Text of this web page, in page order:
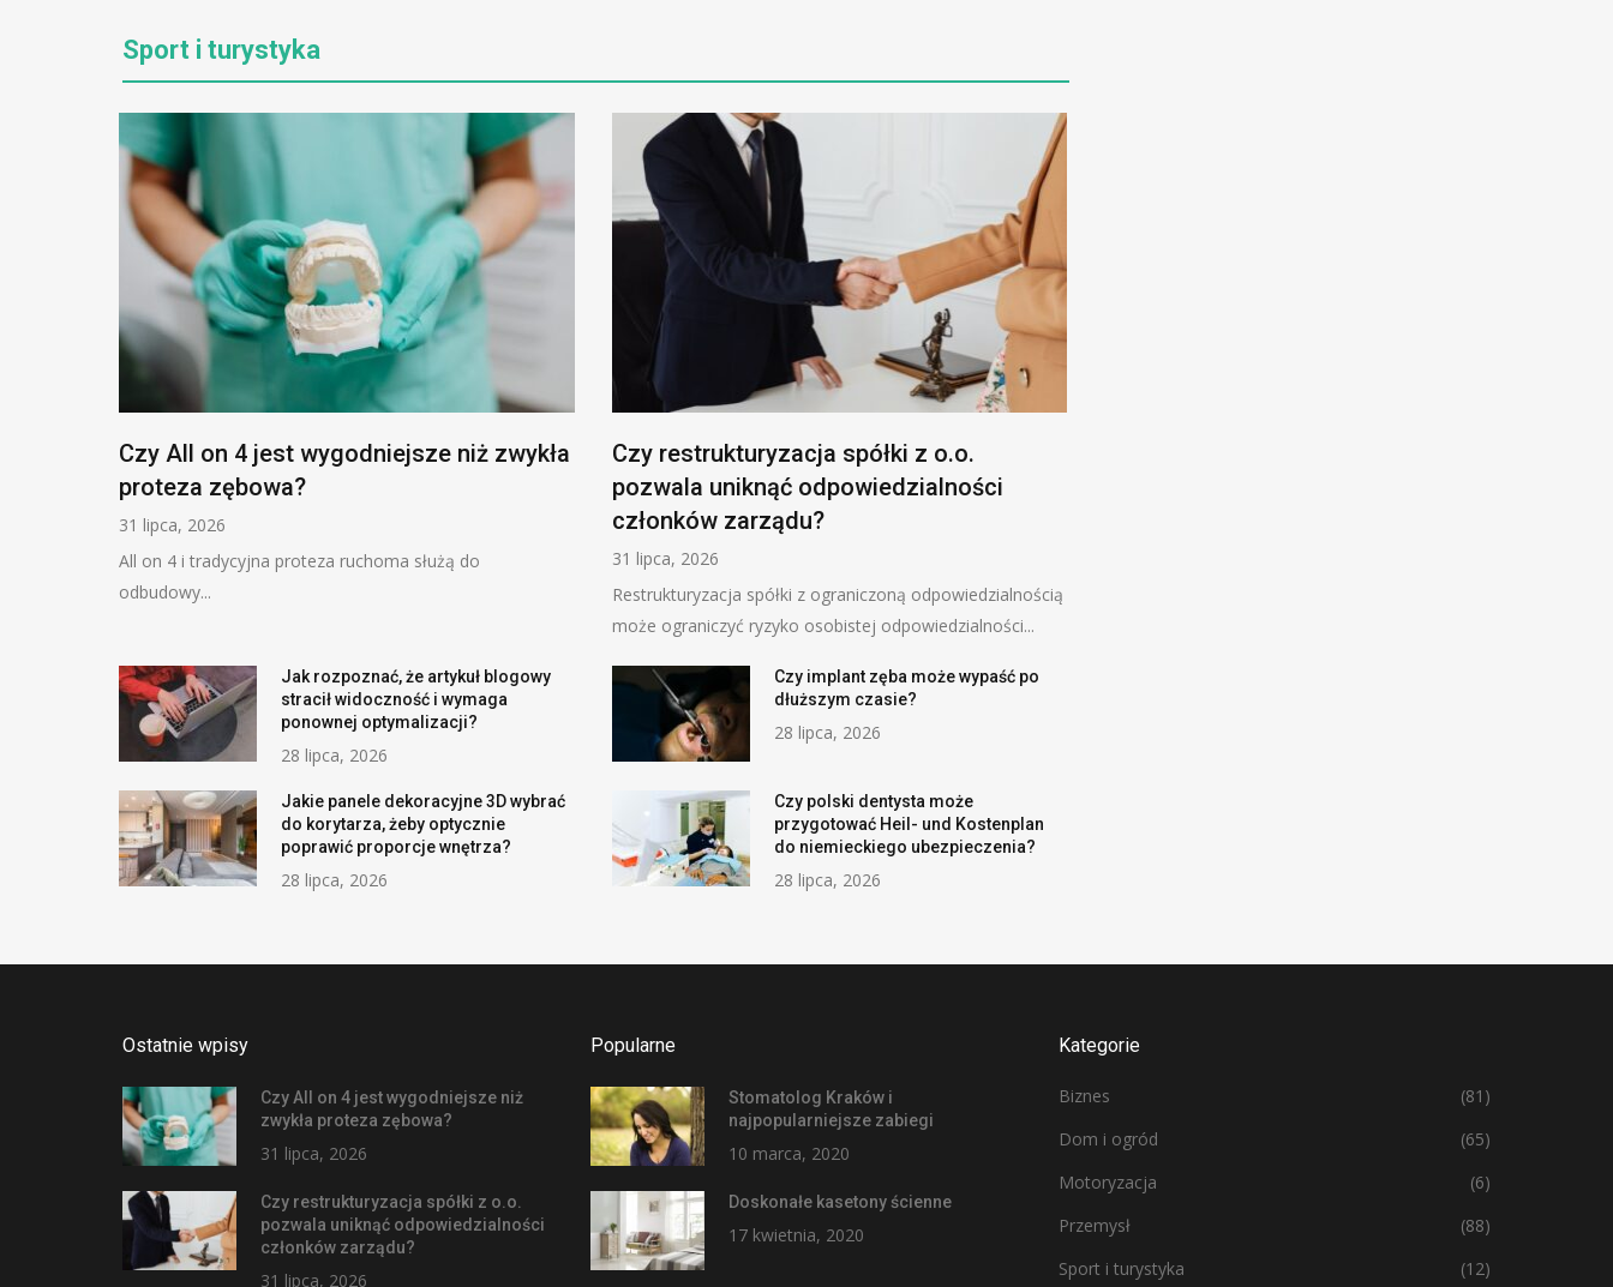
Sport i turystyka
Czy All on 4 jest wygodniejsze niż zwykła
proteza zębowa?
31 lipca, 2026
All on 4 i tradycyjna proteza ruchoma służą do
odbudowy...
Czy restrukturyzacja spółki z o.o.
pozwala uniknąć odpowiedzialności
członków zarządu?
31 lipca, 2026
Restrukturyzacja spółki z ograniczoną odpowiedzialnością
może ograniczyć ryzyko osobistej odpowiedzialności...
Jak rozpoznać, że artykuł blogowy
stracił widoczność i wymaga
ponownej optymalizacji?
28 lipca, 2026
Czy implant zęba może wypaść po
dłuższym czasie?
28 lipca, 2026
Jakie panele dekoracyjne 3D wybrać
do korytarza, żeby optycznie
poprawić proporcje wnętrza?
28 lipca, 2026
Czy polski dentysta może
przygotować Heil- und Kostenplan
do niemieckiego ubezpieczenia?
28 lipca, 2026
Ostatnie wpisy
Czy All on 4 jest wygodniejsze niż
zwykła proteza zębowa?
31 lipca, 2026
Czy restrukturyzacja spółki z o.o.
pozwala uniknąć odpowiedzialności
członków zarządu?
31 lipca, 2026
Popularne
Stomatolog Kraków i
najpopularniejsze zabiegi
10 marca, 2020
Doskonałe kasetony ścienne
17 kwietnia, 2020
Kategorie
Biznes
(81)
Dom i ogród
(65)
Motoryzacja
(6)
Przemysł
(88)
Sport i turystyka
(12)